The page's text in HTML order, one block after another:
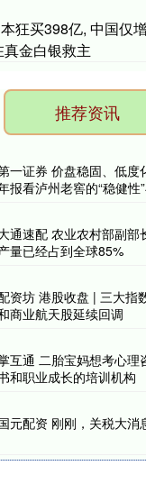
狂买398亿, 中国仅
金白银救主
推荐资讯
一证券 价盘稳固、低度
报看泸州老窖的“稳健性
通速配 农业农村部副部
量已经占到全球85%
资坊 港股收盘 | 三大指
商业航天股延续回调
互通 二胎宝妈想考心理
和职业成长的培训机构
元配资 刚刚，关税大消